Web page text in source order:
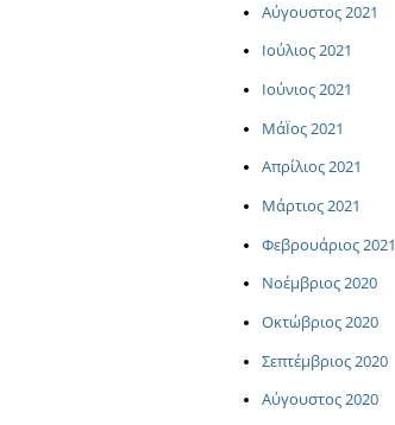
Αύγουστος 2021
Ιούλιος 2021
Ιούνιος 2021
ΜάΪος 2021
Απρίλιος 2021
Μάρτιος 2021
Φεβρουάριος 2021
Νοέμβριος 2020
Οκτώβριος 2020
Σεπτέμβριος 2020
Αύγουστος 2020